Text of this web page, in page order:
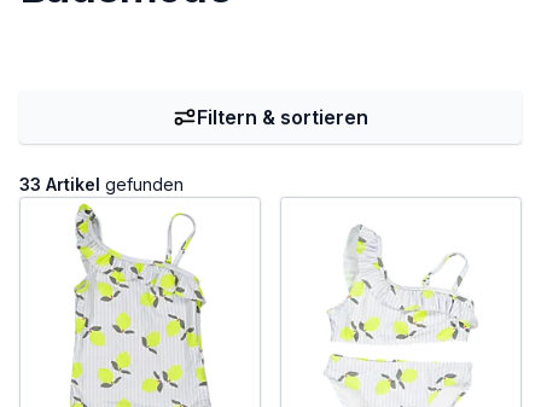
33 Artikel gefunden
Filtern & sortieren